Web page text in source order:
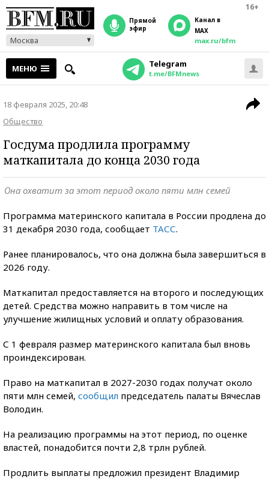
16+
Москва
прямой
эфир
Канал в
MAX
max.ru/bfm
МЕНЮ Telegram
t.me/BFMnews
18 февраля 2025, 20:48
Общество
Госдума продлила программу
маткапитала до конца 2030 года
Она охватит за этот период около пяти млн семей
Программа материнского капитала в России продлена до
31 декабря 2030 года, сообщает ТАСС.
Ранее планировалось, что она должна была завершиться в
2026 году.
Маткапитал предоставляется на второго и последующих
детей. Средства можно направить в том числе на
улучшение жилищных условий и оплату образования.
С 1 февраля размер материнского капитала был вновь
проиндексирован.
Право на маткапитал в 2027-2030 годах получат около
пяти млн семей, сообщил председатель палаты Вячеслав
Володин.
На реализацию программы на этот период, по оценке
властей, понадобится почти 2,8 трлн рублей.
Продлить выплаты предложил президент Владимир